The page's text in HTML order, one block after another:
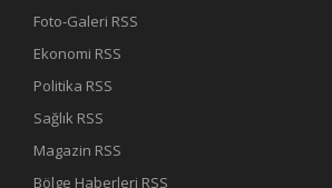
Foto-Galeri RSS
Ekonomi RSS
Politika RSS
Sağlık RSS
Magazin RSS
Bölge Haberleri RSS